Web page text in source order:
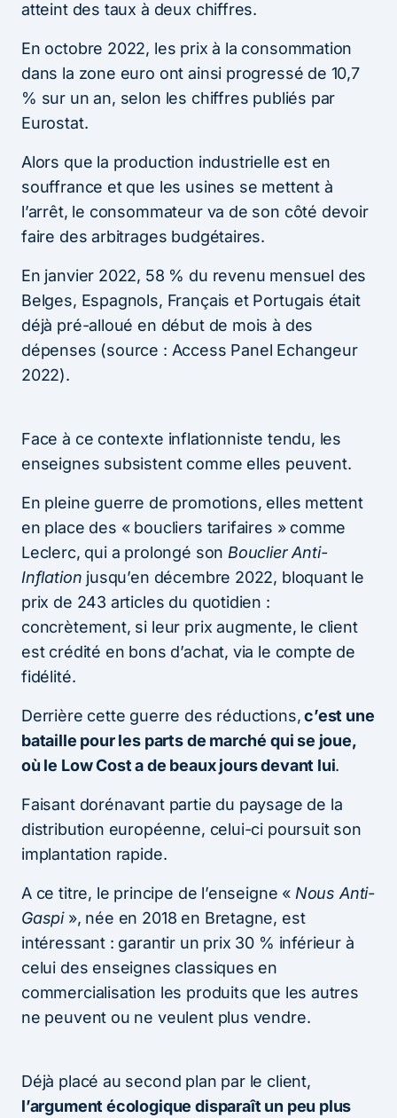
atteint des taux à deux chiffres.
En octobre 2022, les prix à la consommation
dans la zone euro ont ainsi progressé de 10,7
% sur un an, selon les chiffres publiés par
Eurostat.
Alors que la production industrielle est en
souffrance et que les usines se mettent à
l’arrêt, le consommateur va de son côté devoir
faire des arbitrages budgétaires.
En janvier 2022, 58 % du revenu mensuel des
Belges, Espagnols, Français et Portugais était
déjà pré-alloué en début de mois à des
dépenses (source : Access Panel Echangeur
2022).
Face à ce contexte inflationniste tendu, les
enseignes subsistent comme elles peuvent.
En pleine guerre de promotions, elles mettent
en place des « boucliers tarifaires » comme
Leclerc, qui a prolongé son Bouclier Anti-
Inflation jusqu’en décembre 2022, bloquant le
prix de 243 articles du quotidien :
concrètement, si leur prix augmente, le client
est crédité en bons d’achat, via le compte de
fidélité.
Derrière cette guerre des réductions,c’est une
bataille pour les parts de marché qui se joue,
où le Low Cost a de beaux jours devant lui.
Faisant dorénavant partie du paysage de la
distribution européenne, celui-ci poursuit son
implantation rapide.
A ce titre, le principe de l’enseigne « Nous Anti-
Gaspi», née en 2018 en Bretagne, est
intéressant : garantir un prix 30 % inférieur à
celui des enseignes classiques en
commercialisation les produits que les autres
ne peuvent ou ne veulent plus vendre.
Déjà placé au second plan par le client,
l’argument écologique disparaît un peu plus